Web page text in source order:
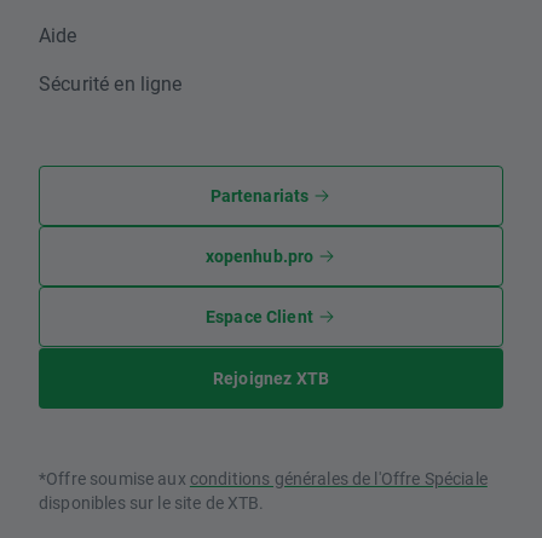
Aide
Sécurité en ligne
Partenariats
xopenhub.pro
Espace Client
Rejoignez XTB
*Offre soumise aux conditions générales de l'Offre Spéciale
disponibles sur le site de XTB.